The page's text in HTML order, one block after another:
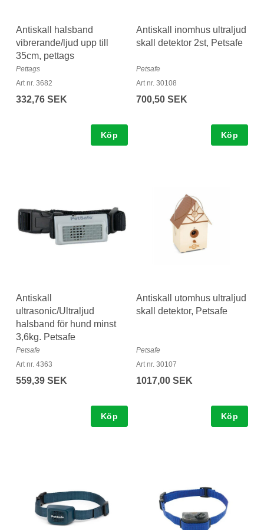
Antiskall halsband
vibrerande/ljud upp till
35cm, pettags
Pettags
Art nr. 3682
332,76 SEK
Köp
Antiskall inomhus ultraljud
skall detektor 2st, Petsafe
Petsafe
Art nr. 30108
700,50 SEK
Köp
Antiskall
ultrasonic/Ultraljud
halsband för hund minst
3,6kg. Petsafe
Petsafe
Art nr. 4363
559,39 SEK
Köp
Antiskall utomhus ultraljud
skall detektor, Petsafe
Petsafe
Art nr. 30107
1017,00 SEK
Köp